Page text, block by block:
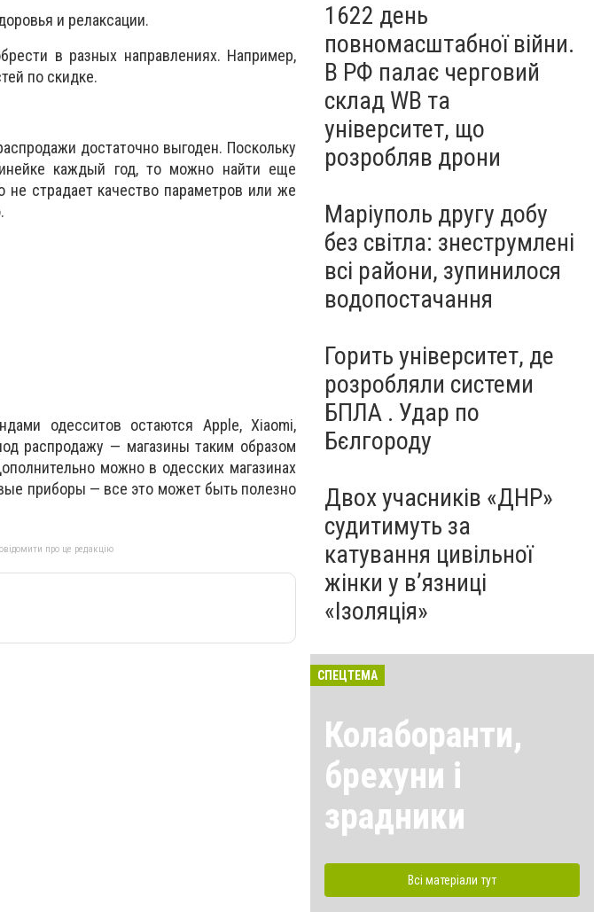
и релаксации.
в разных направлениях. Например,
по скидке.
достаточно выгоден. Поскольку
каждый год, то можно найти еще
страдает качество параметров или же
одесситов остаются Apple, Xiaomi,
распродажу — магазины таким образом
можно в одесских магазинах
приборы — все это может быть полезно
про це редакцію
1622 день
повномасштабної війни.
В РФ палає черговий
склад WB та
університет, що
розробляв дрони
Маріуполь другу добу
без світла: знеструмлені
всі райони, зупинилося
водопостачання
Горить університет, де
розробляли системи
БПЛА . Удар по
Бєлгороду
Двох учасників «ДНР»
судитимуть за
катування цивільної
жінки у в’язниці
«Ізоляція»
СПЕЦТЕМА
Колаборанти,
брехуни і
зрадники
Всі матеріали тут